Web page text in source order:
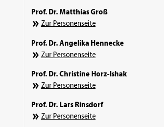
Prof. Dr. Matthias Groß
Zur Personenseite
Prof. Dr. Angelika Hennecke
Zur Personenseite
Prof. Dr. Christine Horz-Ishak
Zur Personenseite
Prof. Dr. Lars Rinsdorf
Zur Personenseite